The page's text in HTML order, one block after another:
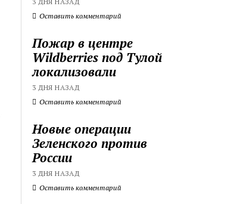
Оставить комментарий
Пожар в центре
Wildberries под Тулой
локализовали
3 ДНЯ НАЗАД
Оставить комментарий
Новые операции
Зеленского против
России
3 ДНЯ НАЗАД
Оставить комментарий